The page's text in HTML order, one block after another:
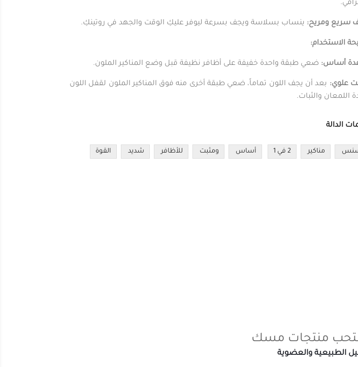
سريع ومريح: ينساب بسلاسة ويجف بسرعة ليوفر عليكِ الوقت والجهد في روتينكِ.
الاستخدام:
أساس: ضعي طبقة واحدة خفيفة على أظافر نظيفة قبل وضع المناكير الملون.
علوي: بعد أن يجف اللون تماماً، ضعي طبقة أخرى منه فوق المناكير الملون لقفل اللون
اللمعان والثبات.
الدالة
مناكير 2 في 1 أساس ومثبت للأظافر شديد القوة
منتجات مسك
الطبيعية والعضوية